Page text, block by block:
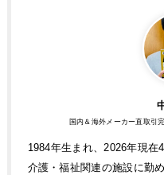
国内＆海外メーカー直取引
1984年生まれ、2026年現在
介護・福祉関連の施設に勤